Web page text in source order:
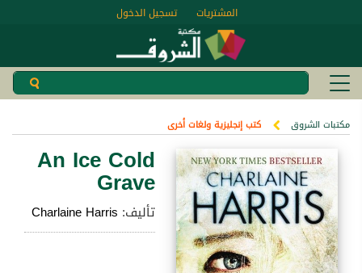
تسجيل الدخول المشتريات
مكتبات الشروق كتب إنجليزية ولغات أخرى
An Ice Cold
Grave
تأليف: Charlaine Harris